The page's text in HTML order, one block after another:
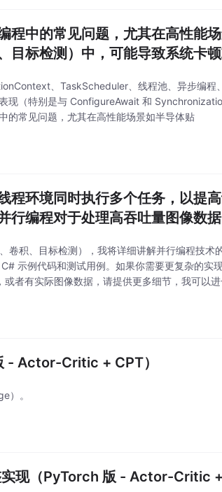
程中的常见问题，尤其在高性能
目标检测）中，可能导致系统卡
、TaskScheduler、线程池、异步编程
现（特别是与 ConfigureAwait 和
的常见问题，尤其在高性能场景如半导体贴
程环境同时执行多个任务，以提
行编程对于处理高吞吐量图像数
积、目标检测），我将详细讲解并行编程技术
示例代码和测试用例。如果你需要更复杂的实
者有实际图像数据，请提供更多细节，我可以
- Actor-Critic + CPT）
）。
实现（PyTorch 版 - Actor-Critic +